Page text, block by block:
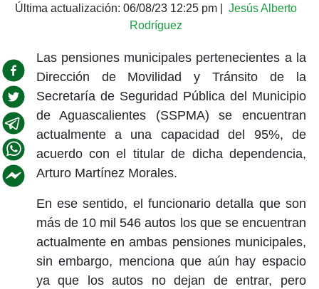
Última actualización: 06/08/23 12:25 pm
Jesús Alberto
Rodríguez
Las pensiones municipales pertenecientes a la
Dirección de Movilidad y Tránsito de la
Secretaría de Seguridad Pública del Municipio
de Aguascalientes (SSPMA) se encuentran
actualmente a una capacidad del 95%, de
acuerdo con el titular de dicha dependencia,
Arturo Martínez Morales.
En ese sentido, el funcionario detalla que son
más de 10 mil 546 autos los que se encuentran
actualmente en ambas pensiones municipales,
sin embargo, menciona que aún hay espacio
ya que los autos no dejan de entrar, pero